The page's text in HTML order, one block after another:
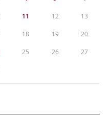
11 12 13
18 19 20
25 26 27